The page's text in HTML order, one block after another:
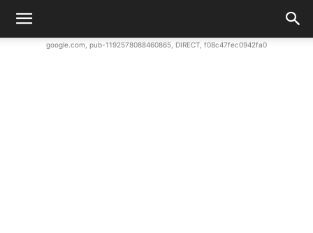
google.com, pub-1192578088460865, DIRECT, f08c47fec0942fa0